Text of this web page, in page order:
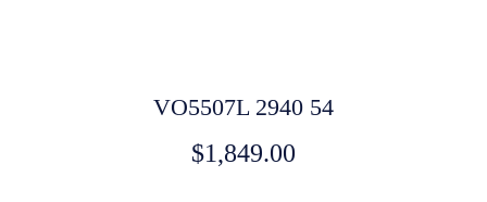
VO5507L 2940 54
$1,849.00